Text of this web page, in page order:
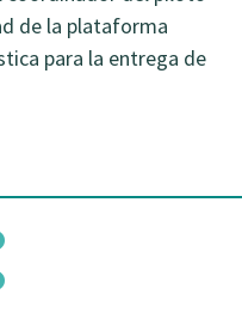
de la plataforma
para la entrega de